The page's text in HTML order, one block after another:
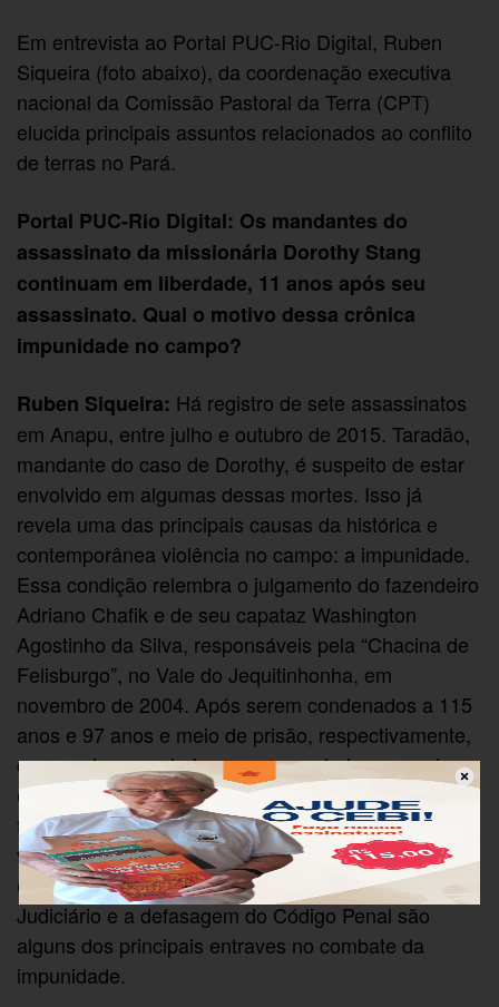
Em entrevista ao Portal PUC-Rio Digital, Ruben
Siqueira (foto abaixo), da coordenação executiva
nacional da Comissão Pastoral da Terra (CPT)
elucida principais assuntos relacionados ao conflito
de terras no Pará.
Portal PUC-Rio Digital: Os mandantes do
assassinato da missionária Dorothy Stang
continuam em liberdade, 11 anos após seu
assassinato. Qual o motivo dessa crônica
impunidade no campo?
Ruben Siqueira: Há registro de sete assassinatos
em Anapu, entre julho e outubro de 2015. Taradão,
mandante do caso de Dorothy, é suspeito de estar
envolvido em algumas dessas mortes. Isso já
revela uma das principais causas da histórica e
contemporânea violência no campo: a impunidade.
Essa condição relembra o julgamento do fazendeiro
Adriano Chafik e de seu capataz Washington
Agostinho da Silva, responsáveis pela “Chacina de
Felisburgo”, no Vale do Jequitinhonha, em
novembro de 2004. Após serem condenados a 115
anos e 97 anos e meio de prisão, respectivamente,
conseguiram um habeas corpus e hoje respondem
em liberdade. Esses mecanismos da Justiça
favorecem a fuga do condenado ou sua própria
volta ao crime. Além disso, a ineficiência dos
órgãos de segurança pública, a letargia do
Judiciário e a defasagem do Código Penal são
alguns dos principais entraves no combate da
impunidade.